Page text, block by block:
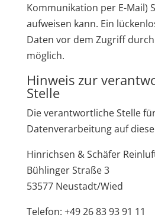
Kommunikation per E-Mail)
aufweisen kann. Ein
Daten vor dem Zugriff
möglich.
Hinweis zur
Stelle
Die verantwortliche Stelle
Datenverarbeitung auf
Hinrichsen & Schäfer
Bühlinger Straße 3
53577 Neustadt/Wied
Telefon: +49 26 83 93 91 11